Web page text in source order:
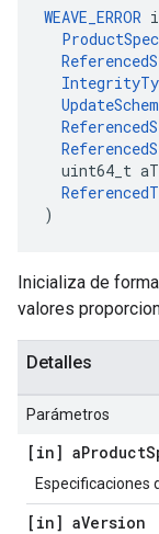
WEAVE_ERROR
ProductSpec
uint64_t
)
Inicializa de
valores
Detalles
Parámetros
[in] aProduct
Especificaciones
[in] aVersion